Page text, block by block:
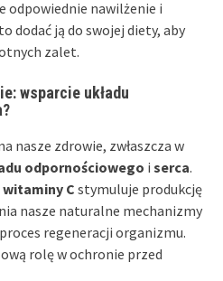
odpowiednie nawilżenie i
dodać ją do swojej diety, aby
zalet.
wsparcie układu
nasze zdrowie, zwłaszcza w
odpornościowego i serca.
witaminy C stymuluje produkcję
nasze naturalne mechanizmy
regeneracji organizmu.
rolę w ochronie przed